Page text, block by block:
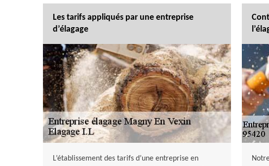
Les tarifs appliqués par une entreprise
d’élagage
L’établissement des tarifs d’une entreprise en